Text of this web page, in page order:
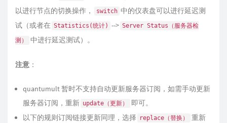
以进行节点的切换操作，
switch 中的仪表盘可以进行延迟测
试（或者在 Statistics(统计) --> Server Status（服务器检
测） 中进行延迟测试）。
注意 ：
quantumult 暂时不支持自动更新服务器订阅，如需手动更新
服务器订阅，重新 update（更新）
即可。
以下的规则订阅链接更新同理，选择
replace（替换）
重新